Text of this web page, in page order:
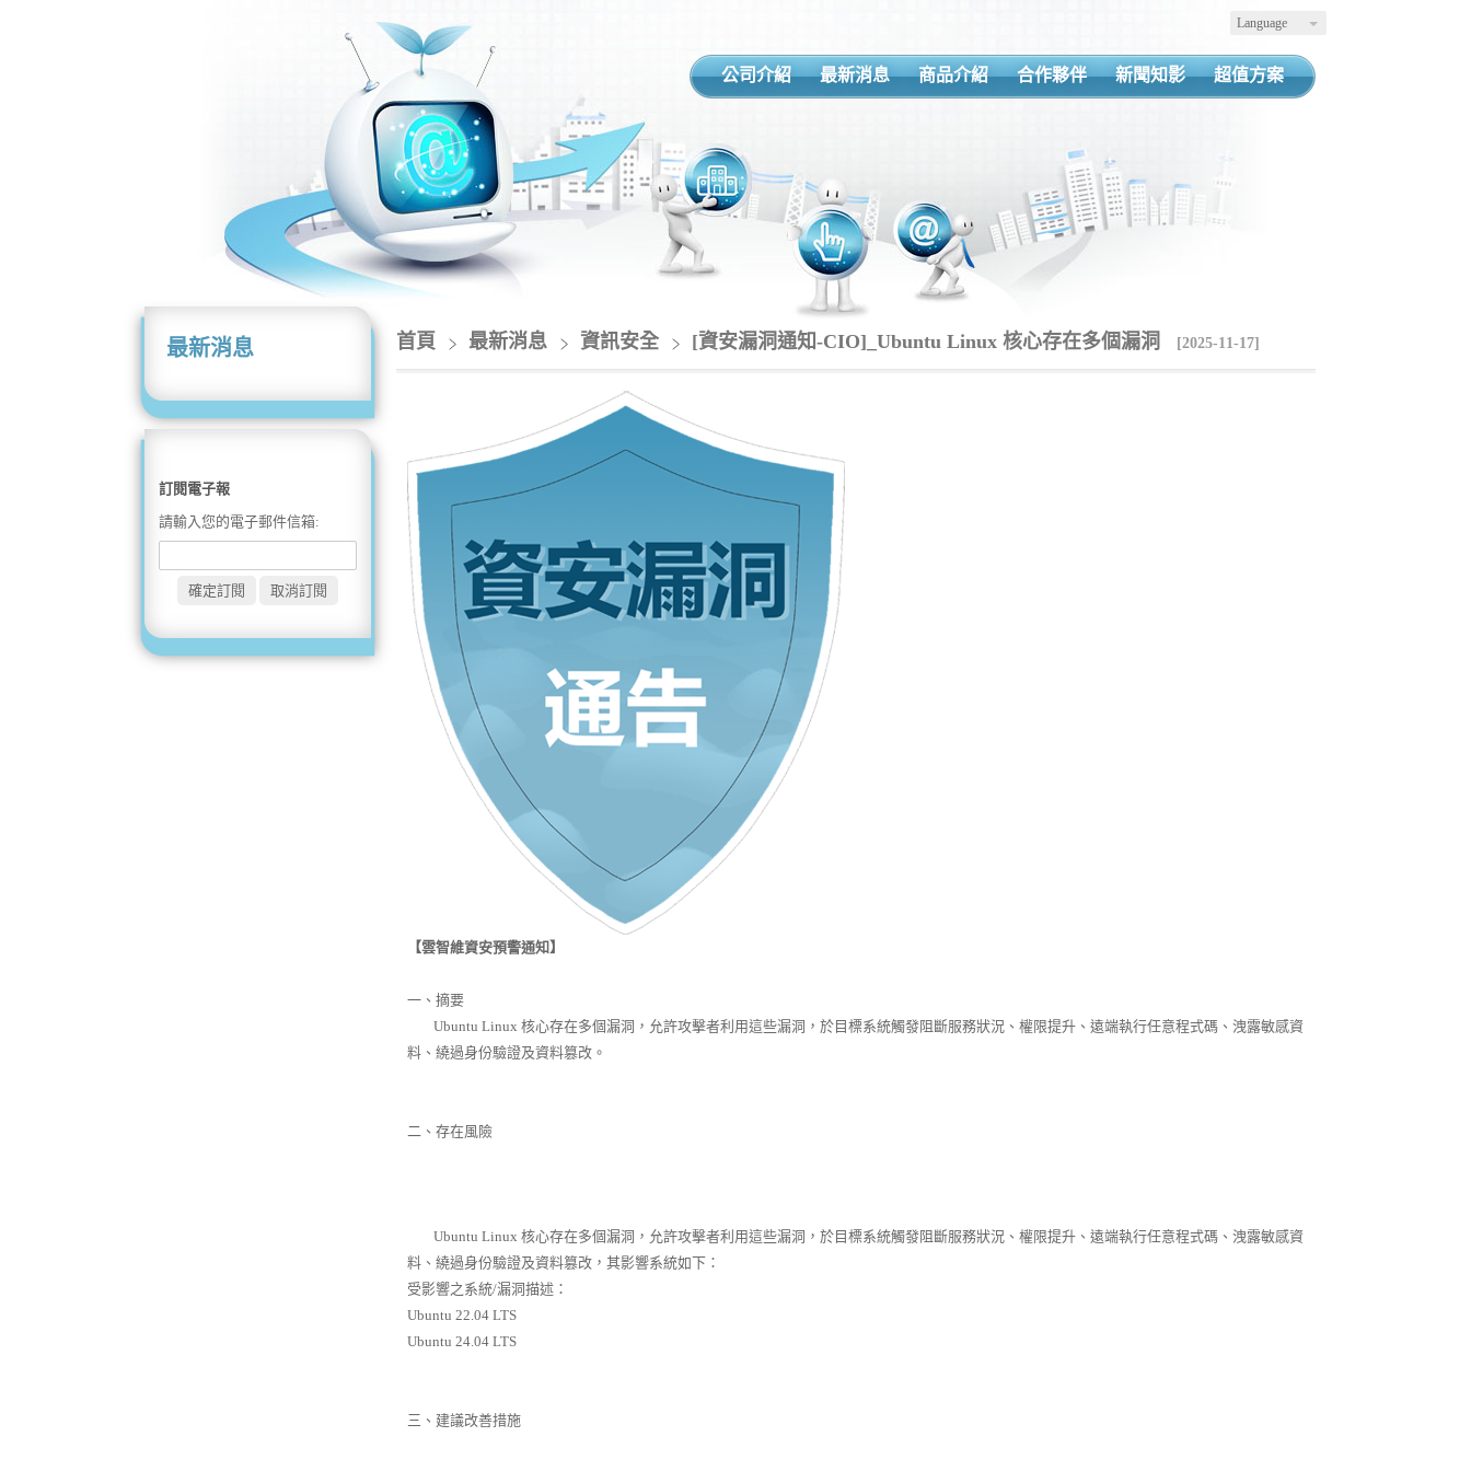
Language
公司介紹 最新消息 商品介紹 合作夥伴 新聞知影 超值方案
最新消息
訂閱電子報
請輸入您的電子郵件信箱:
首頁 最新消息 資訊安全 [資安漏洞通知-CIO]_Ubuntu Linux 核心存在多個漏洞 [2025-11-17]
【雲智維資安預警通知】
一、摘要
Ubuntu Linux 核心存在多個漏洞，允許攻擊者利用這些漏洞，於目標系統觸發阻斷服務狀況、權限提升、遠端執行任意程式碼、洩露敏感資
料、繞過身份驗證及資料篡改。
二、存在風險
Ubuntu Linux 核心存在多個漏洞，允許攻擊者利用這些漏洞，於目標系統觸發阻斷服務狀況、權限提升、遠端執行任意程式碼、洩露敏感資
料、繞過身份驗證及資料篡改，其影響系統如下：
受影響之系統/漏洞描述：
Ubuntu 22.04 LTS
Ubuntu 24.04 LTS
三、建議改善措施